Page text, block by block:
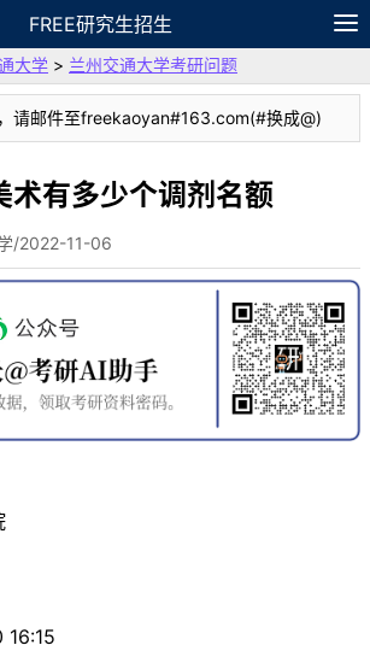
FREE研究生招生
专题 APP 笔记
论坛
大学 > 兰州交通大学考研问题
请邮件至freekaoyan#163.com(#换成@)
术有多少个调剂名额
/2022-11-06